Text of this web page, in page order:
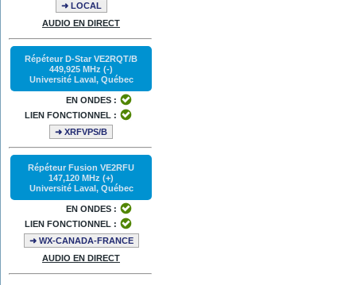
➜ LOCAL
AUDIO EN DIRECT
Répéteur D-Star VE2RQT/B
449,925 MHz (-)
Université Laval, Québec
EN ONDES :
LIEN FONCTIONNEL :
➜ XRFVPS/B
Répéteur Fusion VE2RFU
147,120 MHz (+)
Université Laval, Québec
EN ONDES :
LIEN FONCTIONNEL :
➜ WX-CANADA-FRANCE
AUDIO EN DIRECT